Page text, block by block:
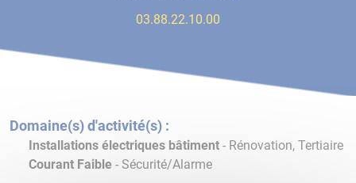
03.88.22.10.00
Domaine(s) d'activité(s) :
Installations électriques bâtiment - Rénovation, Tertiaire
Courant Faible - Sécurité/Alarme